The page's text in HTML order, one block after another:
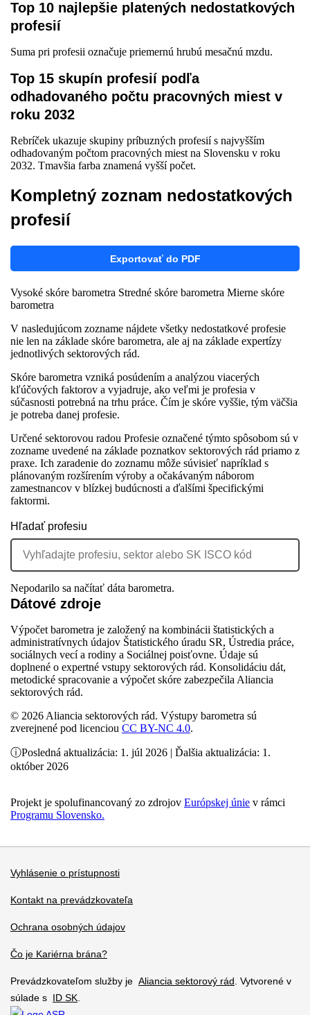
Top 10 najlepšie platených nedostatkových
profesií
Suma pri profesii označuje priemernú hrubú mesačnú mzdu.
Top 15 skupín profesií podľa
odhadovaného počtu pracovných miest v
roku 2032
Rebríček ukazuje skupiny príbuzných profesií s najvyšším
odhadovaným počtom pracovných miest na Slovensku v roku
2032. Tmavšia farba znamená vyšší počet.
Kompletný zoznam nedostatkových
profesií
Exportovať do PDF
Vysoké skóre barometra Stredné skóre barometra Mierne skóre
barometra
V nasledujúcom zozname nájdete všetky nedostatkové profesie
nie len na základe skóre barometra, ale aj na základe expertízy
jednotlivých sektorových rád.
Skóre barometra vzniká posúdením a analýzou viacerých
kľúčových faktorov a vyjadruje, ako veľmi je profesia v
súčasnosti potrebná na trhu práce. Čím je skóre vyššie, tým väčšia
je potreba danej profesie.
Určené sektorovou radou Profesie označené týmto spôsobom sú v
zozname uvedené na základe poznatkov sektorových rád priamo z
praxe. Ich zaradenie do zoznamu môže súvisieť napríklad s
plánovaným rozšírením výroby a očakávaným náborom
zamestnancov v blízkej budúcnosti a ďalšími špecifickými
faktormi.
Hľadať profesiu
Nepodarilo sa načítať dáta barometra.
Dátové zdroje
Výpočet barometra je založený na kombinácii štatistických a
administratívnych údajov Štatistického úradu SR, Ústredia práce,
sociálnych vecí a rodiny a Sociálnej poisťovne. Údaje sú
doplnené o expertné vstupy sektorových rád. Konsolidáciu dát,
metodické spracovanie a výpočet skóre zabezpečila Aliancia
sektorových rád.
© 2026 Aliancia sektorových rád. Výstupy barometra sú
zverejnené pod licenciou CC BY-NC 4.0.
ⓘPosledná aktualizácia: 1. júl 2026 | Ďalšia aktualizácia: 1.
október 2026
Projekt je spolufinancovaný zo zdrojov Európskej únie v rámci
Programu Slovensko.
Vyhlásenie o prístupnosti
Kontakt na prevádzkovateľa
Ochrana osobných údajov
Čo je Kariérna brána?
Prevádzkovateľom služby je Aliancia sektorový rád . Vytvorené v
súlade s ID SK